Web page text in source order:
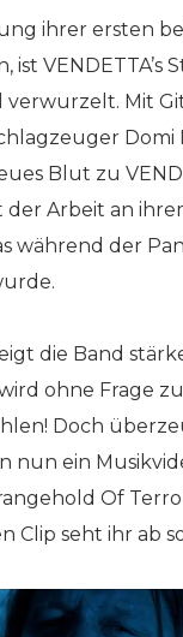
ihrer ersten
ist VENDETTA’s
verwurzelt. Mit
Domi
Blut zu
der Arbeit an
während der
die Band
ohne Frage
Doch
nun ein
Of
Clip seht ihr ab